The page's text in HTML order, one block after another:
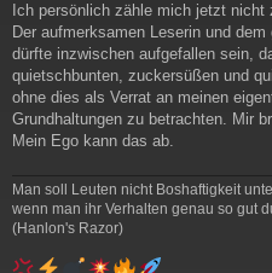
Ich persönlich zähle mich jetzt
Der aufmerksamen Leserin und
dürfte inzwischen aufgefallen sein,
quietschbunten, zuckersüßen und
ohne dies als Verrat an meinen
Grundhaltungen zu betrachten. Mir
Mein Ego kann das ab.
Man soll Leuten nicht Boshaftigkeit
wenn man ihr Verhalten genau so gut
(Hanlon's Razor)